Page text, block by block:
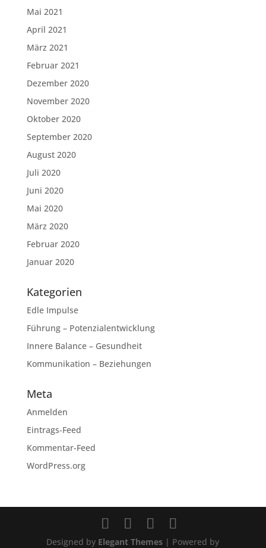
Mai 2021
April 2021
März 2021
Februar 2021
Dezember 2020
November 2020
Oktober 2020
September 2020
August 2020
Juli 2020
Juni 2020
Mai 2020
März 2020
Februar 2020
Januar 2020
Kategorien
Edle Impulse
Führung – Potenzialentwicklung
Innere Balance – Gesundheit
Kommunikation – Beziehungen
Meta
Anmelden
Eintrags-Feed
Kommentar-Feed
WordPress.org
Designed by Elegant Themes | Powered by